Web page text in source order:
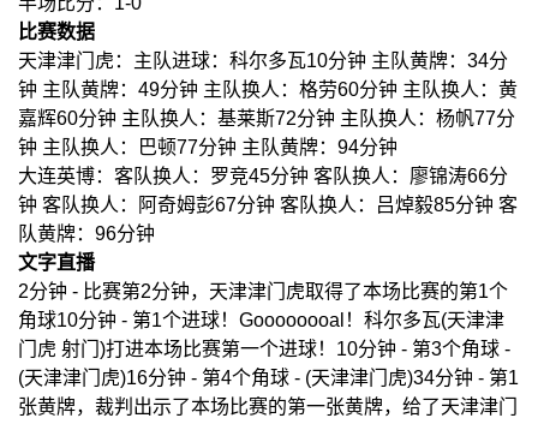
比赛数据
天津津门虎：主队进球：科尔多瓦10分钟 主队黄牌：34分
钟 主队黄牌：49分钟 主队换人：格劳60分钟 主队换人：黄
嘉辉60分钟 主队换人：基莱斯72分钟 主队换人：杨帆77分
钟 主队换人：巴顿77分钟 主队黄牌：94分钟
大连英博：客队换人：罗竞45分钟 客队换人：廖锦涛66分
钟 客队换人：阿奇姆彭67分钟 客队换人：吕焯毅85分钟 客
队黄牌：96分钟
文字直播
2分钟 - 比赛第2分钟，天津津门虎取得了本场比赛的第1个
角球10分钟 - 第1个进球！Goooooooal！科尔多瓦(天津津
门虎 射门)打进本场比赛第一个进球！10分钟 - 第3个角球 -
(天津津门虎)16分钟 - 第4个角球 - (天津津门虎)34分钟 - 第1
张黄牌，裁判出示了本场比赛的第一张黄牌，给了天津津门